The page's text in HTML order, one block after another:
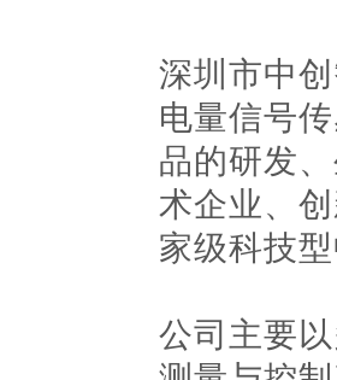
深圳市中
电量信号
品的研发
术企业、
家级科技
公司主要